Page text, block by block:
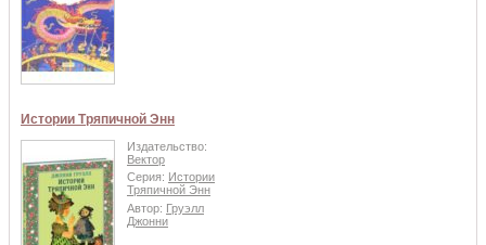
Истории Тряпичной Энн
Издательство:
Вектор
Серия: Истории
Тряпичной Энн
Автор: Груэлл
Джонни